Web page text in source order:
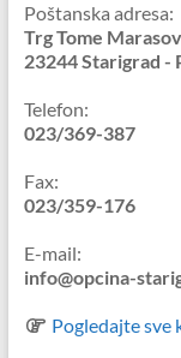
Poštanska adresa:
Trg Tome
23244 Starigrad -
Telefon:
023/369-387
Fax:
023/359-176
E-mail:
info@opcina-
Pogledajte sve